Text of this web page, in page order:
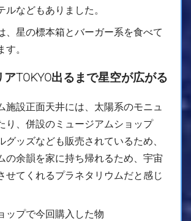
ルなどもありました。
、星の標本箱とバーガー系を食べて
。
TOKYO出るまで星空が広がる
施設正面天井には、太陽系のモニュ
り、併設のミュージアムショップ
グッズなども販売されているため、
の余韻を家に持ち帰れるため、宇宙
せてくれるプラネタリウムだと感じ
ップで今回購入した物